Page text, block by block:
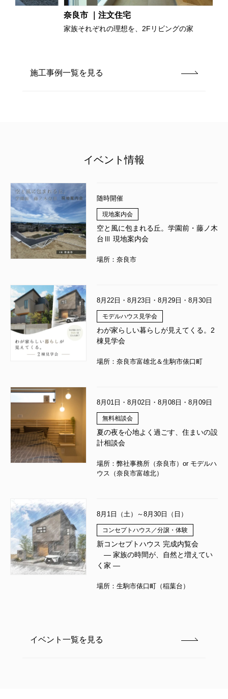
奈良市 ｜注文住宅
家族それぞれの理想を、2Fリビングの家
施工事例一覧を見る
イベント情報
随時開催
現地案内会
空と風に包まれる丘。学園前・藤ノ木
台Ⅲ 現地案内会
場所：奈良市
8月22日・8月23日・8月29日・8月30日
モデルハウス見学会
わが家らしい暮らしが見えてくる。2
棟見学会
場所：奈良市富雄北＆生駒市俵口町
8月01日・8月02日・8月08日・8月09日
無料相談会
夏の夜を心地よく過ごす、住まいの設
計相談会
場所：弊社事務所（奈良市）or モデルハ
ウス（奈良市富雄北）
8月1日（土）～8月30日（日）
コンセプトハウス／分譲・体験
新コンセプトハウス 完成内覧会
― 家族の時間が、自然と増えてい
く家 ―
場所：生駒市俵口町（稲葉台）
イベント一覧を見る